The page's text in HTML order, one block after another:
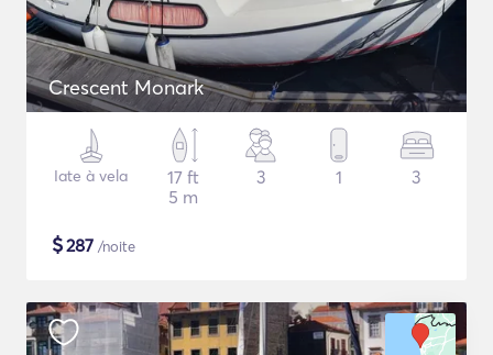
Crescent Monark
Iate à vela
17 ft
5 m
3 1 3
$287 /noite